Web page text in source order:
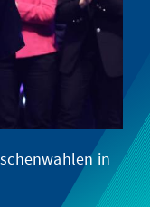
in